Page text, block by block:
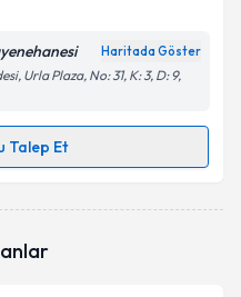
Haritada Göster
Urla Plaza, No: 31, K: 3, D: 9,
Talep Et
randevu almanız için bir